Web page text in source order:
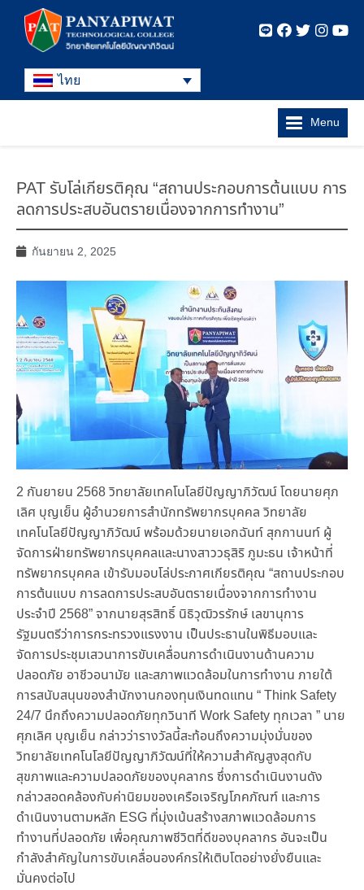
ไทย
Menu
PAT รับโล่เกียรติคุณ “สถานประกอบการต้นแบบ การ
ลดการประสบอันตรายเนื่องจากการทำงาน”
กันยายน 2, 2025
2 กันยายน 2568 วิทยาลัยเทคโนโลยีปัญญาภิวัฒน์ โดยนายศุภ
เลิศ บุญเย็น ผู้อำนวยการสำนักทรัพยากรบุคคล วิทยาลัย
เทคโนโลยีปัญญาภิวัฒน์ พร้อมด้วยนายเอกฉันท์ สุกกานนท์ ผู้
จัดการฝ่ายทรัพยากรบุคคลและนางสาววธุสิริ ภูมะธน เจ้าหน้าที่
ทรัพยากรบุคคล เข้ารับมอบโล่ประกาศเกียรติคุณ “สถานประกอบ
การต้นแบบ การลดการประสบอันตรายเนื่องจากการทำงาน
ประจำปี 2568” จากนายสุรสิทธิ์ นิธิวุฒิวรรักษ์ เลขานุการ
รัฐมนตรีว่าการกระทรวงแรงงาน เป็นประธานในพิธีมอบและ
จัดการประชุมเสวนาการขับเคลื่อนการดำเนินงานด้านความ
ปลอดภัย อาชีวอนามัย และสภาพแวดล้อมในการทำงาน ภายใต้
การสนับสนุนของสำนักงานกองทุนเงินทดแทน “ Think Safety
24/7 นึกถึงความปลอดภัยทุกวินาที Work Safety ทุกเวลา ” นาย
ศุภเลิศ บุญเย็น กล่าวว่ารางวัลนี้สะท้อนถึงความมุ่งมั่นของ
วิทยาลัยเทคโนโลยีปัญญาภิวัฒน์ที่ให้ความสำคัญสูงสุดกับ
สุขภาพและความปลอดภัยของบุคลากร ซึ่งการดำเนินงานดัง
กล่าวสอดคล้องกับค่านิยมของเครือเจริญโภคภัณฑ์ และการ
ดำเนินงานตามหลัก ESG ที่มุ่งเน้นสร้างสภาพแวดล้อมการ
ทำงานที่ปลอดภัย เพื่อคุณภาพชีวิตที่ดีของบุคลากร อันจะเป็น
กำลังสำคัญในการขับเคลื่อนองค์กรให้เติบโตอย่างยั่งยืนและ
มั่นคงต่อไป